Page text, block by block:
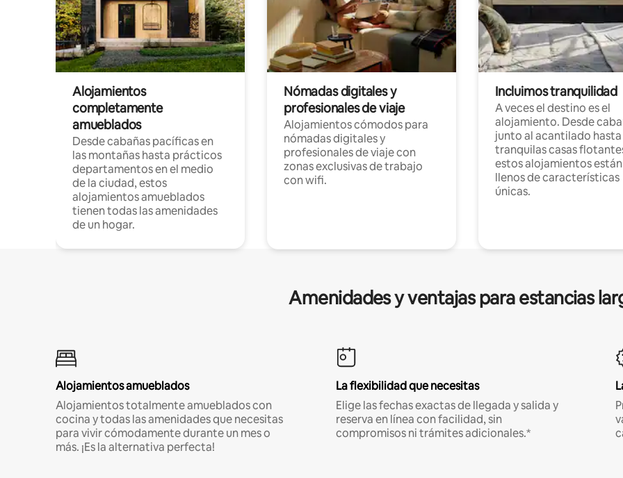
Alojamientos
completamente
amueblados
Desde cabañas pacíficas en
las montañas hasta prácticos
departamentos en el medio
de la ciudad, estos
alojamientos amueblados
tienen todas las amenidades
de un hogar.
Nómadas digitales y
profesionales de viaje
Alojamientos cómodos para
nómadas digitales y
profesionales de viaje con
zonas exclusivas de trabajo
con wifi.
Incluimos tranquilidad
A veces el destino es el
alojamiento. Desde
junto al acantilado hasta
tranquilas casas
estos alojamientos están
llenos de características
únicas.
Amenidades y ventajas para estancias
Alojamientos amueblados
Alojamientos totalmente amueblados con
cocina y todas las amenidades que necesitas
para vivir cómodamente durante un mes o
más. ¡Es la alternativa perfecta!
La flexibilidad que necesitas
Elige las fechas exactas de llegada y salida y
reserva en línea con facilidad, sin
compromisos ni trámites adicionales.*